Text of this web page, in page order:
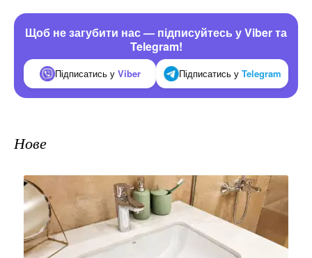
Щоб не загубити нас — підписуйтесь у Viber та
Telegram!
Підписатись у Viber Підписатись у Telegram
Нове